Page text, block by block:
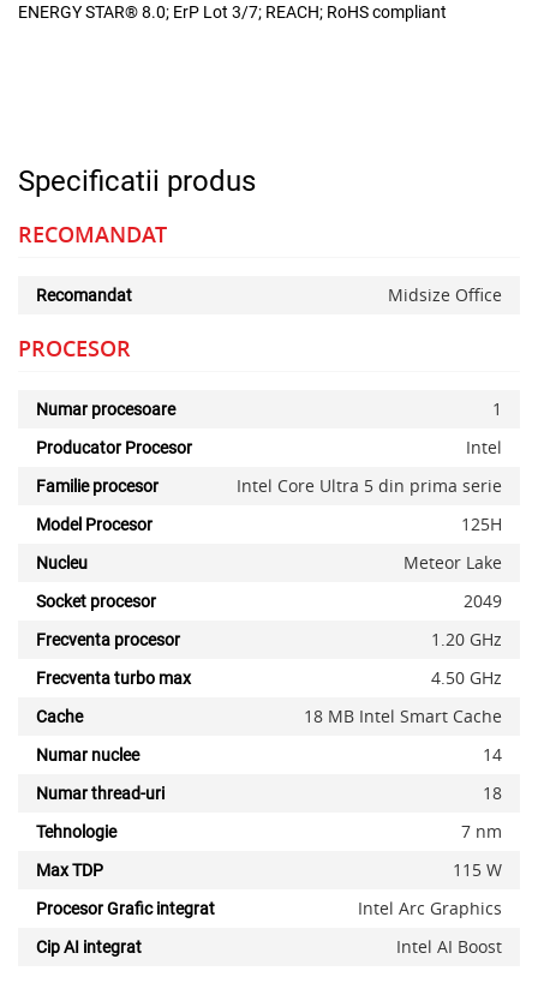
ENERGY STAR® 8.0; ErP Lot 3/7; REACH; RoHS compliant
Specificatii produs
RECOMANDAT
Recomandat Midsize Office
PROCESOR
Numar procesoare 1
Producator Procesor Intel
Familie procesor Intel Core Ultra 5 din prima serie
Model Procesor 125H
Nucleu Meteor Lake
Socket procesor 2049
Frecventa procesor 1.20 GHz
Frecventa turbo max 4.50 GHz
Cache 18 MB Intel Smart Cache
Numar nuclee 14
Numar thread-uri 18
Tehnologie 7 nm
Max TDP 115 W
Procesor Grafic integrat Intel Arc Graphics
Cip AI integrat Intel AI Boost